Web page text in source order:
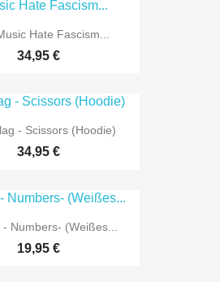
Hate Fascism...
34,95 €
- Scissors (Hoodie)
34,95 €
Numbers- (Weißes...
19,95 €